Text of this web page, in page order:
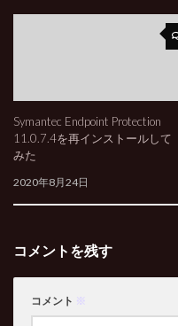
Symantec Endpoint Protection
11.0.7.4を再インストールして
みた
2020年8月24日
コメントを残す
コメント ※